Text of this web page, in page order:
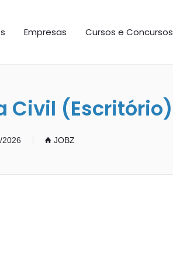
Empresas Cursos e Concursos
Civil (Escritório)
2026 JOBZ